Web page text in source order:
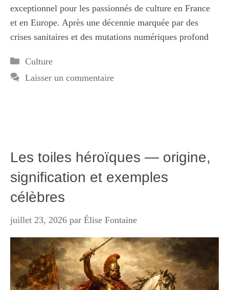
exceptionnel pour les passionnés de culture en France
et en Europe. Après une décennie marquée par des
crises sanitaires et des mutations numériques profond
Catégories
Culture
Laisser un commentaire
Les toiles héroïques — origine,
signification et exemples
célèbres
juillet 23, 2026 par Élise Fontaine